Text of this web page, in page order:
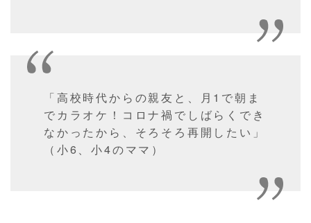
「高校時代からの親友と、月1で朝ま
でカラオケ！コロナ禍でしばらくでき
なかったから、そろそろ再開したい」
（小6、小4のママ）